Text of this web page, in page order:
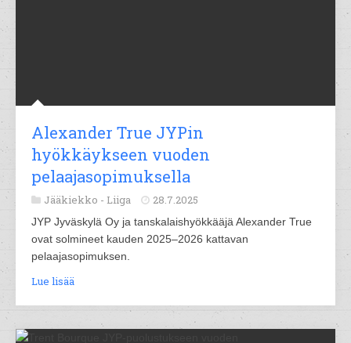
Alexander True JYPin
hyökkäykseen vuoden
pelaajasopimuksella
Jääkiekko - Liiga 28.7.2025
JYP Jyväskylä Oy ja tanskalaishyökkääjä Alexander True
ovat solmineet kauden 2025–2026 kattavan
pelaajasopimuksen.
Lue lisää